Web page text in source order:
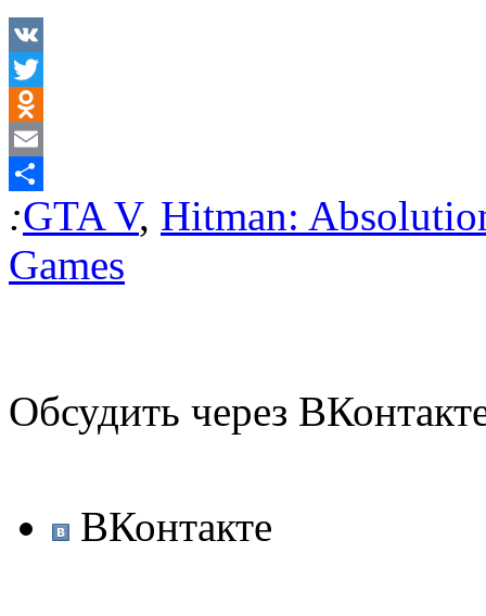
VK
Twitter
Odnoklassniki
Email
Отправить
:GTA V, Hitman:
Games
Обсудить через
ВКонтакте